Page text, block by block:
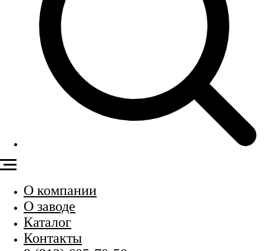
О компании
О заводе
Каталог
Контакты